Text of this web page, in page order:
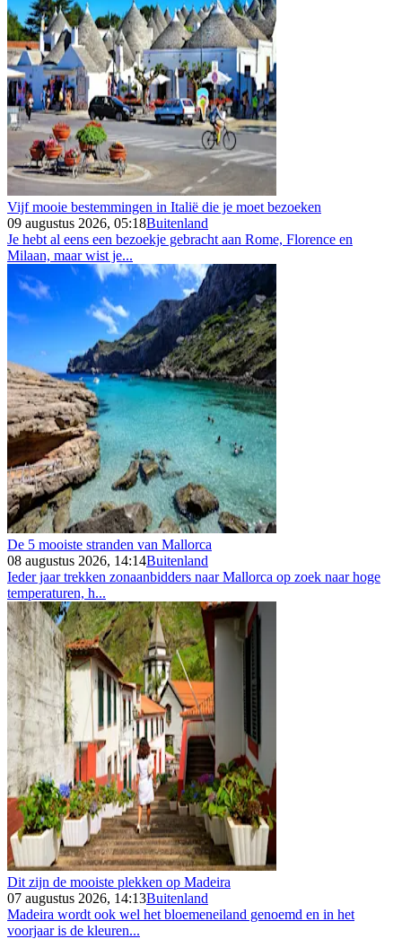
Vijf mooie bestemmingen in Italië die je moet bezoeken
09 augustus 2026, 05:18Buitenland
Je hebt al eens een bezoekje gebracht aan Rome, Florence en
Milaan, maar wist je...
De 5 mooiste stranden van Mallorca
08 augustus 2026, 14:14Buitenland
Ieder jaar trekken zonaanbidders naar Mallorca op zoek naar hoge
temperaturen, h...
Dit zijn de mooiste plekken op Madeira
07 augustus 2026, 14:13Buitenland
Madeira wordt ook wel het bloemeneiland genoemd en in het
voorjaar is de kleuren...